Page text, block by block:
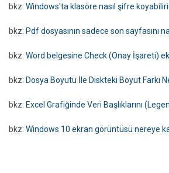
bkz: Windows'ta klasöre nasıl şifre
bkz: Pdf dosyasının sadece son sayfasını
bkz: Word belgesine Check (Onay İşareti)
bkz: Dosya Boyutu İle Diskteki Boyut Farkı
bkz: Excel Grafiğinde Veri Başlıklarını
bkz: Windows 10 ekran görüntüsü nereye